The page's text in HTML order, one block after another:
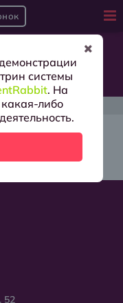
системы
. На
либо
52